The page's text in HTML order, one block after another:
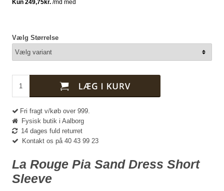
Vælg Størrelse
Fri fragt v/køb over 999.
Fysisk butik i Aalborg
14 dages fuld returret
Kontakt os på 40 43 99 23
La Rouge Pia Sand Dress Short
Sleeve